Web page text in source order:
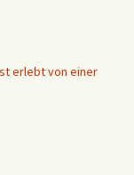
erlebt von einer